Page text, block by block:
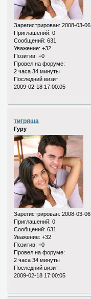
Зарегистрирован: 2008-03-06
Приглашений: 0
Сообщений: 631
Уважение: +32
Позитив: +0
Провел на форуме:
2 часа 34 минуты
Последний визит:
2009-02-18 17:00:05
тигряша
Гуру
Зарегистрирован: 2008-03-06
Приглашений: 0
Сообщений: 631
Уважение: +32
Позитив: +0
Провел на форуме:
2 часа 34 минуты
Последний визит:
2009-02-18 17:00:05